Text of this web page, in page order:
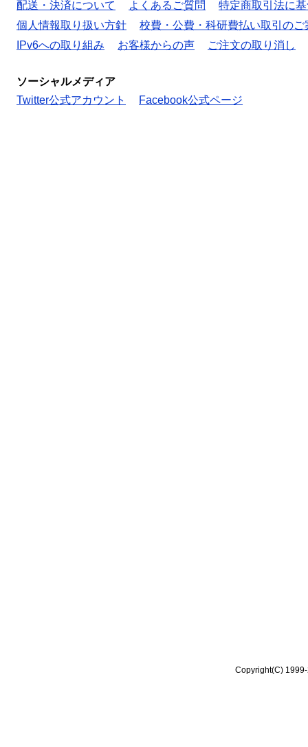
配送・決済について
よくあるご質問
特定商取引法に
個人情報取り扱い方針
校費・公費・科研費払い取引のご
IPv6への取り組み
お客様からの声 ご注文の取り消し
ソーシャルメディア
Twitter公式アカウント
Facebook公式ページ
Copyright(C)